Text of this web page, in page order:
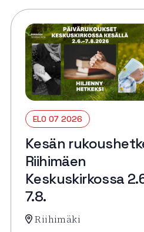
ELO 07 2026
Kesän
Riihimäen
Keskuskirkossa
7.8.
Riihimäki